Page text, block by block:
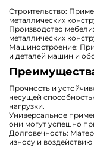
Строительство:
металлических
Производство
металлических
Машиностроение:
и деталей машин и
Прочность и
несущей
нагрузки.
Универсальное
они могут успешно
Долговечность:
износу и